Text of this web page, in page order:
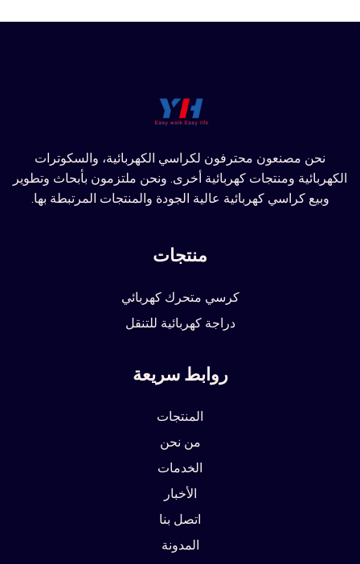
نحن مصنعون محترفون لكراسي الكهربائية، والسكوترات
الكهربائية ومنتجات كهربائية أخرى. ونحن ملتزمون بأبحاث وتطوير
وبيع كراسي كهربائية عالية الجودة والمنتجات المرتبطة بها.
منتجات
كرسي متحرك كهربائي
دراجة كهربائية للتنقل
روابط سريعة
المنتجات
من نحن
الخدمات
الأخبار
اتصل بنا
المدونة